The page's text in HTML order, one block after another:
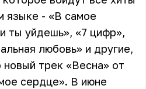
языке - «В самое
ты уйдешь», «7 цифр»,
любовь» и другие,
трек «Весна» от
сердце». В июне